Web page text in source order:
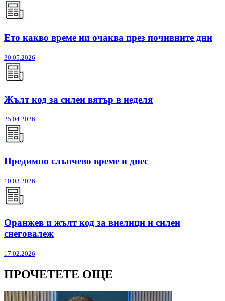
Ето какво време ни очаква през почивните дни
30.05.2026
Жълт код за силен вятър в неделя
25.04.2026
Предимно слънчево време и днес
10.03.2026
Оранжев и жълт код за виелици и силен
снеговалеж
17.02.2026
ПРОЧЕТЕТЕ ОЩЕ